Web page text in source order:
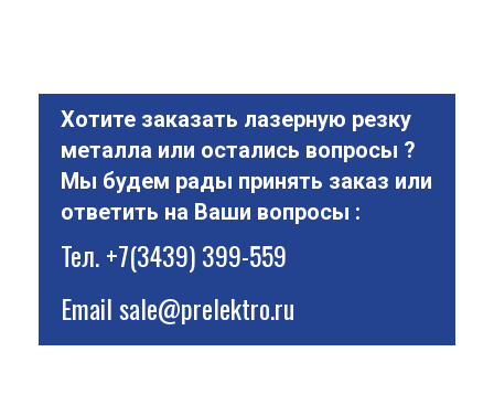
Хотите заказать лазерную резку
металла или остались вопросы ?
Мы будем рады принять заказ или
ответить на Ваши вопросы :
Тел.+7(3439) 399-559
Emailsale@prelektro.ru